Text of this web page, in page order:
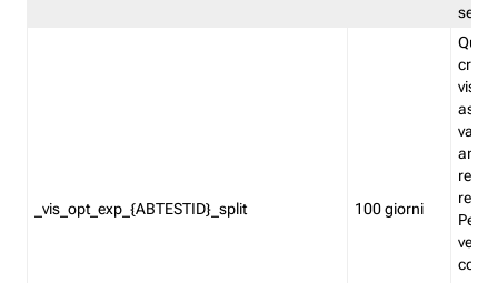
_vis_opt_exp_{ABTESTID}_split 100 giorni